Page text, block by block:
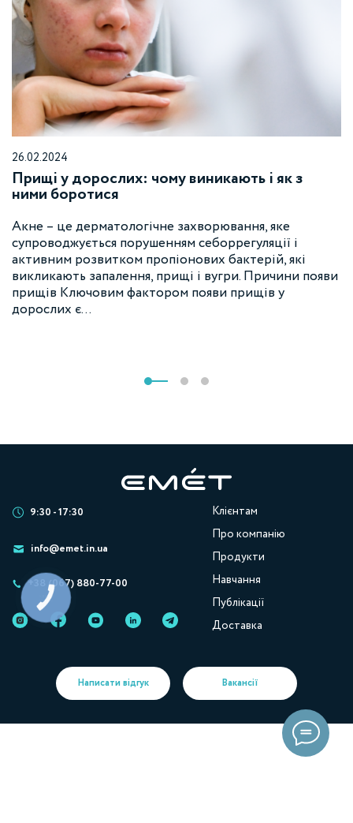
26.02.2024
Прищі у дорослих: чому виникають і як з
ними боротися
Акне – це дерматологічне захворювання, яке
супроводжується порушенням себоррегуляції і
активним розвитком пропіонових бактерій, які
викликають запалення, прищі і вугри. Причини появи
прищів Ключовим фактором появи прищів у
дорослих є…
Клієнтам
Про компанію
Продукти
Навчання
Публікації
Доставка
9:30 - 17:30
info@emet.in.ua
+38 (067) 880-77-00
Написати відгук Вакансії
КНОПКА
ЗВ'ЯЗКУ